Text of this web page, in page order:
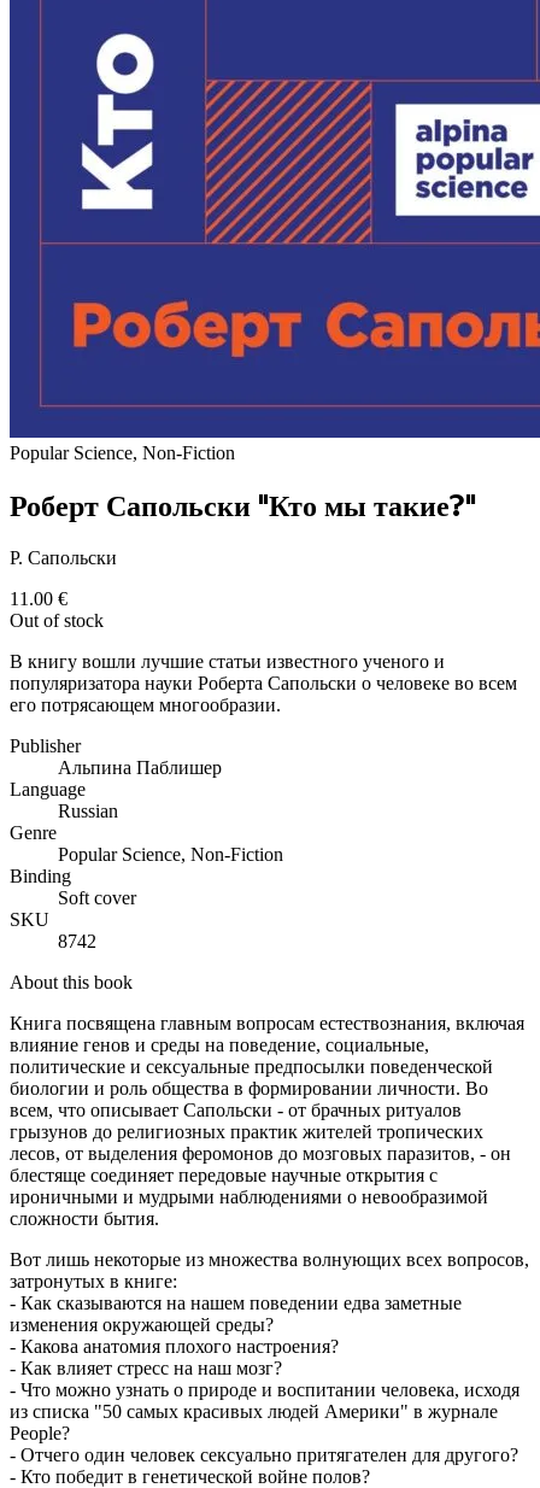
Popular Science, Non-Fiction
Роберт Сапольски "Кто мы такие?"
Р. Сапольски
11.00 €
Out of stock
В книгу вошли лучшие статьи известного ученого и
популяризатора науки Роберта Сапольски о человеке во всем
его потрясающем многообразии.
Publisher
Альпина Паблишер
Language
Russian
Genre
Popular Science, Non-Fiction
Binding
Soft cover
SKU
8742
About this book
Книга посвящена главным вопросам естествознания, включая
влияние генов и среды на поведение, социальные,
политические и сексуальные предпосылки поведенческой
биологии и роль общества в формировании личности. Во
всем, что описывает Сапольски - от брачных ритуалов
грызунов до религиозных практик жителей тропических
лесов, от выделения феромонов до мозговых паразитов, - он
блестяще соединяет передовые научные открытия с
ироничными и мудрыми наблюдениями о невообразимой
сложности бытия.
Вот лишь некоторые из множества волнующих всех вопросов,
затронутых в книге:
- Как сказываются на нашем поведении едва заметные
изменения окружающей среды?
- Какова анатомия плохого настроения?
- Как влияет стресс на наш мозг?
- Что можно узнать о природе и воспитании человека, исходя
из списка "50 самых красивых людей Америки" в журнале
People?
- Отчего один человек сексуально притягателен для другого?
- Кто победит в генетической войне полов?